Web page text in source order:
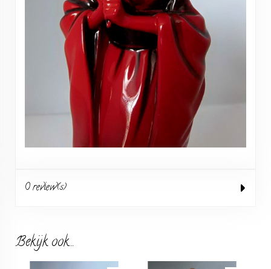
0 review(s)
Bekijk ook...